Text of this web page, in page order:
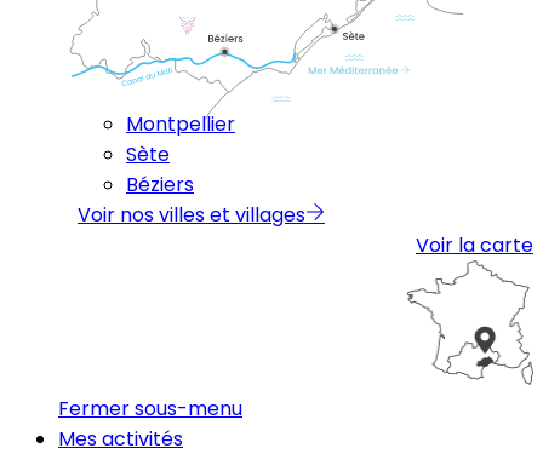
Montpellier
Sète
Béziers
Voir nos villes et villages
Voir la carte
Fermer sous-menu
Mes activités